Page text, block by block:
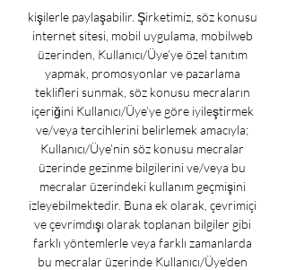
kişilerle paylaşabilir. Şirketimiz, söz konusu
internet sitesi, mobil uygulama, mobilweb
üzerinden, Kullanıcı/Üye’ye özel tanıtım
yapmak, promosyonlar ve pazarlama
teklifleri sunmak, söz konusu mecraların
içeriğini Kullanıcı/Üye’ye göre iyileştirmek
ve/veya tercihlerini belirlemek amacıyla;
Kullanıcı/Üye’nin söz konusu mecralar
üzerinde gezinme bilgilerini ve/veya bu
mecralar üzerindeki kullanım geçmişini
izleyebilmektedir. Buna ek olarak, çevrimiçi
ve çevrimdışı olarak toplanan bilgiler gibi
farklı yöntemlerle veya farklı zamanlarda
bu mecralar üzerinde Kullanıcı/Üye’den